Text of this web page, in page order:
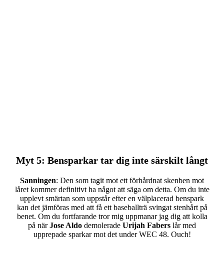
Myt 5: Bensparkar tar dig inte särskilt långt
Sanningen: Den som tagit mot ett förhårdnat skenben mot
låret kommer definitivt ha något att säga om detta. Om du inte
upplevt smärtan som uppstår efter en välplacerad benspark
kan det jämföras med att få ett baseballträ svingat stenhårt på
benet. Om du fortfarande tror mig uppmanar jag dig att kolla
på närJose Aldo demolerade Urijah Fabers lår med
upprepade sparkar mot det under WEC 48. Ouch!